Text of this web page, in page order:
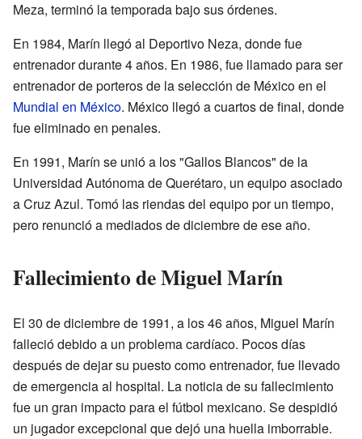
Meza, terminó la temporada bajo sus órdenes.
En 1984, Marín llegó al Deportivo Neza, donde fue
entrenador durante 4 años. En 1986, fue llamado para ser
entrenador de porteros de la selección de México en el
Mundial en México. México llegó a cuartos de final, donde
fue eliminado en penales.
En 1991, Marín se unió a los "Gallos Blancos" de la
Universidad Autónoma de Querétaro, un equipo asociado
a Cruz Azul. Tomó las riendas del equipo por un tiempo,
pero renunció a mediados de diciembre de ese año.
Fallecimiento de Miguel Marín
El 30 de diciembre de 1991, a los 46 años, Miguel Marín
falleció debido a un problema cardíaco. Pocos días
después de dejar su puesto como entrenador, fue llevado
de emergencia al hospital. La noticia de su fallecimiento
fue un gran impacto para el fútbol mexicano. Se despidió
un jugador excepcional que dejó una huella imborrable.